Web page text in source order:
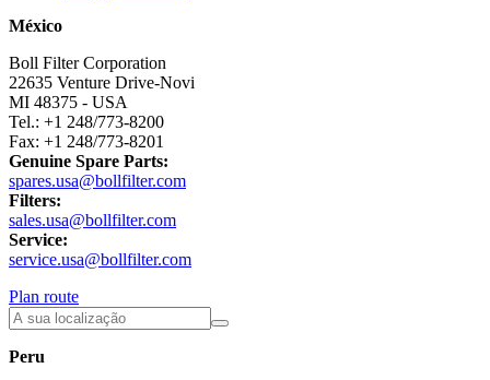
México
Boll Filter Corporation
22635 Venture Drive-Novi
MI 48375 - USA
Tel.: +1 248/773-8200
Fax: +1 248/773-8201
Genuine Spare Parts:
spares.usa@bollfilter.com
Filters:
sales.usa@bollfilter.com
Service:
service.usa@bollfilter.com
Plan route
Peru